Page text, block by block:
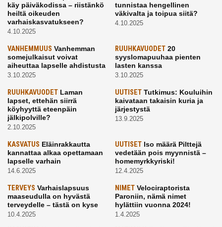
käy päiväkodissa – riistänkö
heiltä oikeuden
varhaiskasvatukseen?
4.10.2025
tunnistaa hengellinen
väkivalta ja toipua siitä?
4.10.2025
VANHEMMUUS Vanhemman
somejulkaisut voivat
aiheuttaa lapselle ahdistusta
3.10.2025
RUUHKAVUODET20
syyslomapuuhaa pienten
lasten kanssa
3.10.2025
RUUHKAVUODET Laman
lapset, ettehän siirrä
köyhyyttä eteenpäin
jälkipolville?
2.10.2025
UUTISETTutkimus: Kouluihin
kaivataan takaisin kuria ja
järjestystä
13.9.2025
KASVATUS Eläinrakkautta
kannattaa alkaa opettamaan
lapselle varhain
14.6.2025
UUTISETIso määrä Pilttejä
vedetään pois myynnistä –
homemyrkkyriski!
12.4.2025
TERVEYS Varhaislapsuus
maaseudulla on hyvästä
terveydelle – tästä on kyse
10.4.2025
NIMETVelociraptorista
Paroniin, nämä nimet
hylättiin vuonna 2024!
1.4.2025